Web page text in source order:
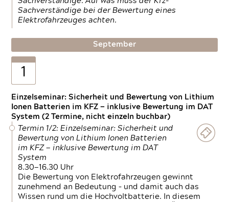
Sachverständige bei der Bewertung eines
Elektrofahrzeuges achten.
September
1
Einzelseminar: Sicherheit und Bewertung von Lithium
Ionen Batterien im KFZ — inklusive Bewertung im DAT
System (2 Termine, nicht einzeln buchbar)
Termin 1/2: Einzelseminar: Sicherheit und
Bewertung von Lithium Ionen Batterien
im KFZ — inklusive Bewertung im DAT
System
8.30—16.30 Uhr
Die Bewertung von Elektrofahrzeugen gewinnt
zunehmend an Bedeutung – und damit auch das
Wissen rund um die Hochvoltbatterie. In diesem